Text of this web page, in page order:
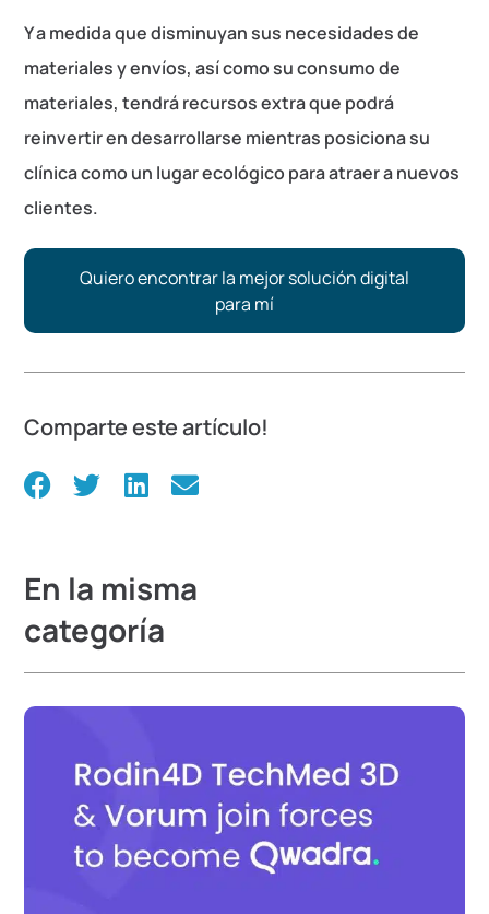
Y a medida que disminuyan sus necesidades de
materiales y envíos, así como su consumo de
materiales, tendrá recursos extra que podrá
reinvertir en desarrollarse mientras posiciona su
clínica como un lugar ecológico para atraer a nuevos
clientes.
Quiero encontrar la mejor solución digital
para mí
Comparte este artículo!
En la misma
categoría